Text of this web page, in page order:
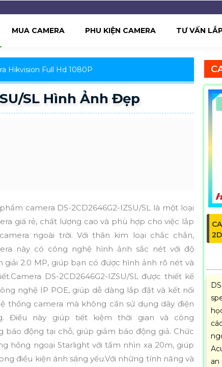
MUA CAMERA PHU KIỆN CAMERA TƯ VẤN
Hikvision Full Hd 1080P
SL Hình Ảnh Đẹp
camera DS-2CD2646G2-IZSU/SL là một loại
giá rẻ, chất lượng cao và phù hợp cho việc lắp
ngoài trời. Với thân kim loại chắc chắn,
này có công nghệ hình ảnh sắc nét với độ
giải 2.0 MP, giúp bạn có được hình ảnh rõ nét và
DS-2CD2646G2-IZSU/SL được thiết kế
nghệ IP POE, giúp dễ dàng lắp đặt và kết nối
thống camera mà không cần sử dụng dây điện
Điều này giúp tiết kiệm thời gian và công
báo động tại chỗ, giúp giảm báo động giả. Chức
hồng ngoại Starlight với tầm nhìn xa 20m, giúp
điều kiện ánh sáng yếu.Với những tính năng và
an